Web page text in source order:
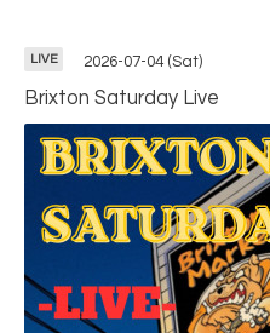
LIVE 2026-07-04 (Sat)
Brixton Saturday Live